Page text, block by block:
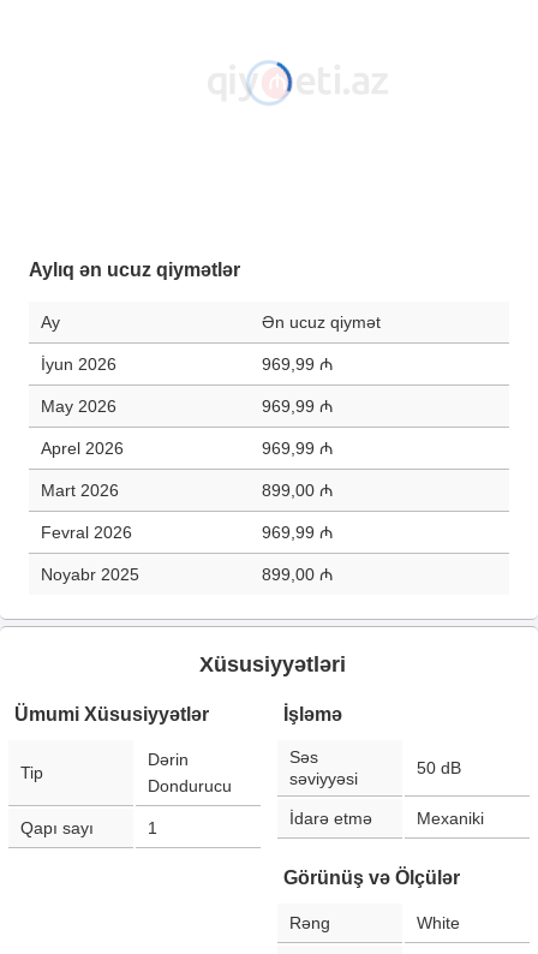
Aylıq ən ucuz qiymətlər
Ay Ən ucuz qiymət
İyun 2026 969,99 ₼
May 2026 969,99 ₼
Aprel 2026 969,99 ₼
Mart 2026 899,00 ₼
Fevral 2026 969,99 ₼
Noyabr 2025 899,00 ₼
Xüsusiyyətləri
Ümumi Xüsusiyyətlər
Tip
Dərin
Dondurucu
Qapı sayı 1
İşləmə
Səs
səviyyəsi
50 dB
İdarə etmə Mexaniki
Görünüş və Ölçülər
Rəng White